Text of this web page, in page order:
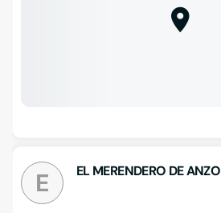
E EL MERENDERO DE ANZO